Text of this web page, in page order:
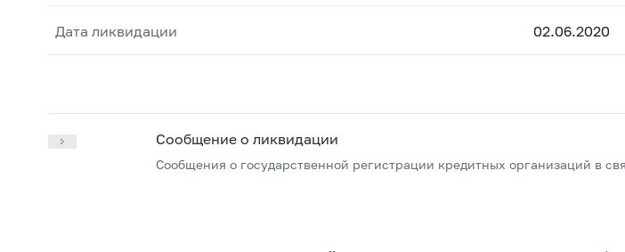
Дата ликвидации 02.06.2020
Сообщение о ликвидации
Сообщения о государственной регистрации кредитных организаций в